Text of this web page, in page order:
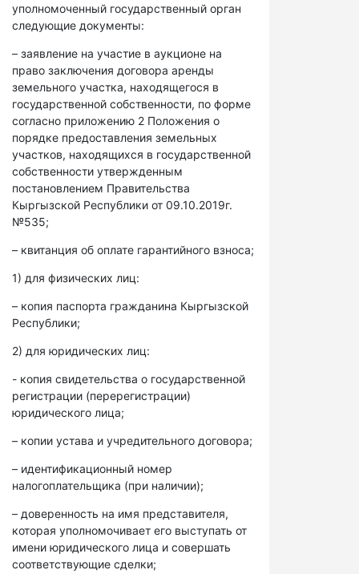
уполномоченный государственный орган
следующие документы:
– заявление на участие в аукционе на
право заключения договора аренды
земельного участка, находящегося в
государственной собственности, по форме
согласно приложению 2 Положения о
порядке предоставления земельных
участков, находящихся в государственной
собственности утвержденным
постановлением Правительства
Кыргызской Республики от 09.10.2019г.
№535;
– квитанция об оплате гарантийного взноса;
1) для физических лиц:
– копия паспорта гражданина Кыргызской
Республики;
2) для юридических лиц:
- копия свидетельства о государственной
регистрации (перерегистрации)
юридического лица;
– копии устава и учредительного договора;
– идентификационный номер
налогоплательщика (при наличии);
– доверенность на имя представителя,
которая уполномочивает его выступать от
имени юридического лица и совершать
соответствующие сделки;